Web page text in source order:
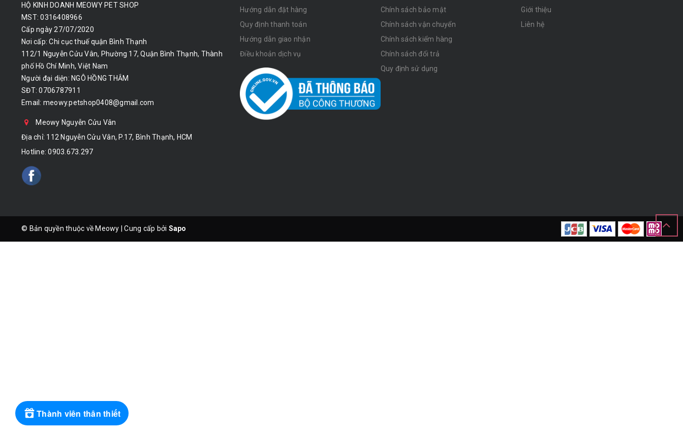
HỘ KINH DOANH MEOWY PET SHOP
MST: 0316408966
Cấp ngày 27/07/2020
Nơi cấp: Chi cục thuế quận Bình Thạnh
112/1 Nguyễn Cửu Vân, Phường 17, Quận Bình Thạnh, Thành
phố Hồ Chí Minh, Việt Nam
Người đại diện: NGÔ HỒNG THẮM
SĐT: 0706787911
Email: meowy.petshop0408@gmail.com
Meowy Nguyễn Cửu Vân
Địa chỉ: 112 Nguyễn Cửu Vân, P.17, Bình Thạnh, HCM
Hotline:0903.673.297
Hướng dẫn đặt hàng
Quy định thanh toán
Hướng dẫn giao nhận
Điều khoản dịch vụ
Chính sách bảo mật
Chính sách vận chuyển
Chính sách kiểm hàng
Chính sách đổi trả
Quy định sử dụng
Giới thiệu
Liên hệ
© Bản quyền thuộc về Meowy Cung cấp bởi Sapo
Thành viên thân thiết